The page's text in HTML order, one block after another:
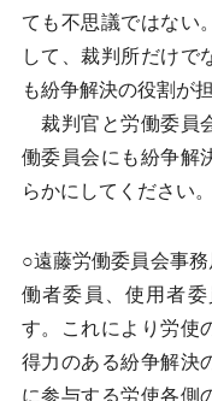
ても不思議ではない
して、裁判所だけで
も紛争解決の役割が
裁判官と労働委員
働委員会にも紛争解
らかにしてください。
○遠藤労働委員会事
働者委員、使用者
す。これにより労使
得力のある紛争解決
に参与する労使各側